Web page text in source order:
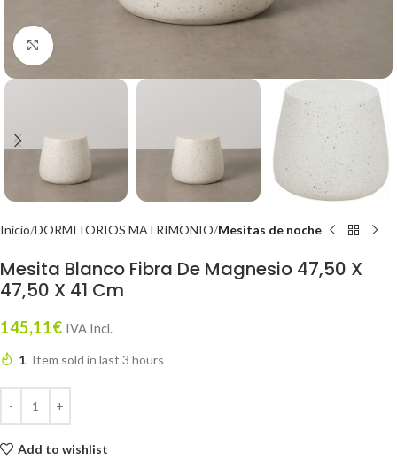
Click to enlarge
Inicio DORMITORIOS MATRIMONIO Mesitas de noche
Mesita Blanco Fibra De Magnesio 47,50 X
47,50 X 41 Cm
145,11€ IVA Incl.
1 Item sold in last 3 hours
Add to wishlist